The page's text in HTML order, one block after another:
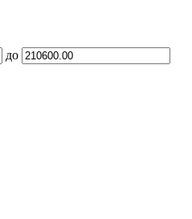
до